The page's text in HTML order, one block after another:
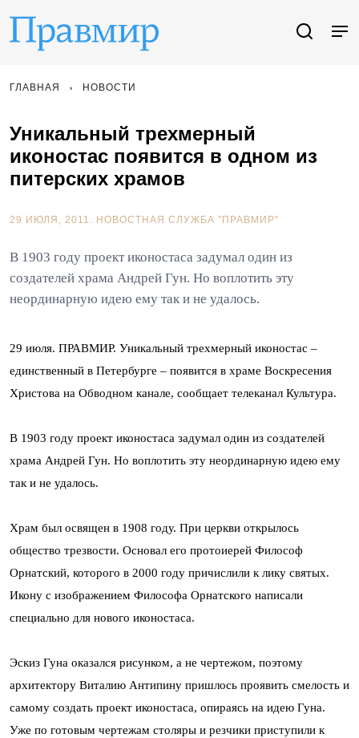
ГЛАВНАЯ НОВОСТИ
Уникальный трехмерный
иконостас появится в одном из
питерских храмов
29 ИЮЛЯ, 2011. НОВОСТНАЯ СЛУЖБА "ПРАВМИР"
В 1903 году проект иконостаса задумал один из
создателей храма Андрей Гун. Но воплотить эту
неординарную идею ему так и не удалось.
29 июля. ПРАВМИР. Уникальный трехмерный иконостас –
единственный в Петербурге – появится в храме Воскресения
Христова на Обводном канале, сообщает телеканал Культура.
В 1903 году проект иконостаса задумал один из создателей
храма Андрей Гун. Но воплотить эту неординарную идею ему
так и не удалось.
Храм был освящен в 1908 году. При церкви открылось
общество трезвости. Основал его протоиерей Философ
Орнатский, которого в 2000 году причислили к лику святых.
Икону с изображением Философа Орнатского написали
специально для нового иконостаса.
Эскиз Гуна оказался рисунком, а не чертежом, поэтому
архитектору Виталию Антипину пришлось проявить смелость и
самому создать проект иконостаса, опираясь на идею Гуна.
Уже по готовым чертежам столяры и резчики приступили к